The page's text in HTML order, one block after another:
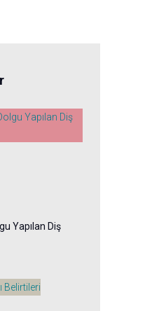
Yapılan Diş